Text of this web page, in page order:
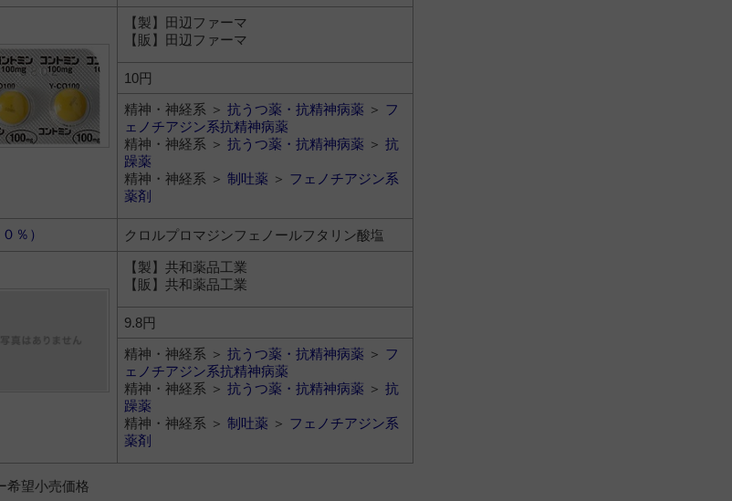
【製】田辺ファーマ
【販】田辺ファーマ
10円
精神・神経系 ＞ 抗うつ薬・抗精神病薬 ＞ フ
ェノチアジン系抗精神病薬
精神・神経系 ＞ 抗うつ薬・抗精神病薬 ＞ 抗
躁薬
精神・神経系 ＞ 制吐薬 ＞ フェノチアジン系
薬剤
％） クロルプロマジンフェノールフタリン酸塩
【製】共和薬品工業
【販】共和薬品工業
9.8円
精神・神経系 ＞ 抗うつ薬・抗精神病薬 ＞ フ
ェノチアジン系抗精神病薬
精神・神経系 ＞ 抗うつ薬・抗精神病薬 ＞ 抗
躁薬
精神・神経系 ＞ 制吐薬 ＞ フェノチアジン系
薬剤
希望小売価格